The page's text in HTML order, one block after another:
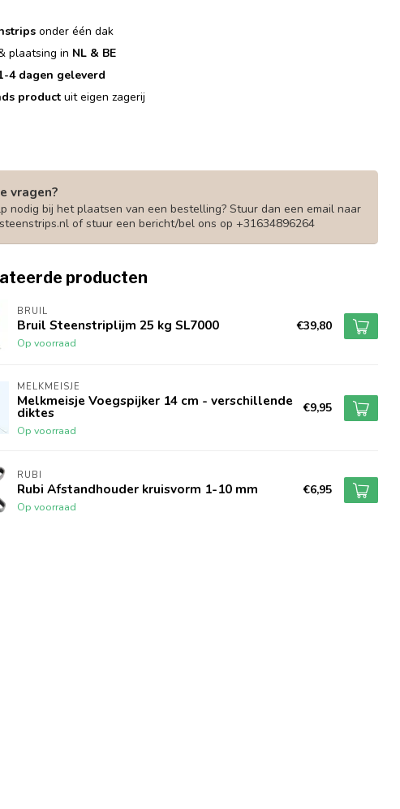
onder één dak
plaatsing in NL & BE
4 dagen geleverd
product uit eigen zagerij
vragen?
nodig bij het plaatsen van een bestelling? Stuur dan een email naar
of stuur een bericht/bel ons op +31634896264
producten
BRUIL
Bruil Steenstriplijm 25 kg SL7000
Op voorraad
€39,80
MELKMEISJE
Melkmeisje Voegspijker 14 cm - verschillende
diktes
Op voorraad
€9,95
RUBI
Rubi Afstandhouder kruisvorm 1-10 mm
Op voorraad
€6,95